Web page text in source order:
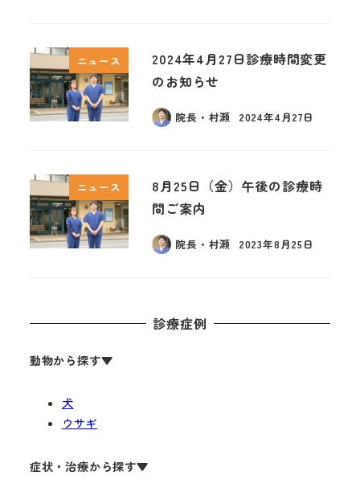
ニュース
2024年4月27日診療時間変更
のお知らせ
院長・村瀬 2024年4月27日
ニュース
8月25日（金）午後の診療時
間ご案内
院長・村瀬 2023年8月25日
診療症例
動物から探す▼
犬
ウサギ
症状・治療から探す▼